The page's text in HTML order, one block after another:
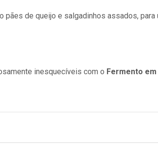
pães de queijo e salgadinhos assados,
inesquecíveis com o Fermento em